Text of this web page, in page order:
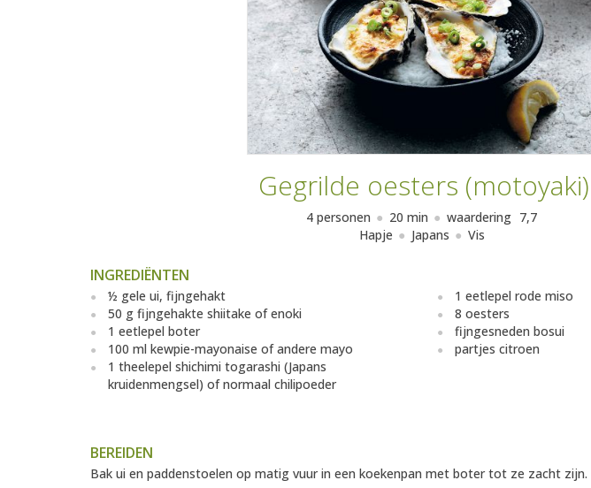
Gegrilde oesters (motoyaki)
4 personen 20 min waardering 7,7
Hapje
Japans Vis
INGREDIËNTEN
½ gele ui, fijngehakt
50 g fijngehakte shiitake of enoki
1 eetlepel boter
100 ml kewpie-mayonaise of andere mayo
1 theelepel shichimi togarashi (Japans
kruidenmengsel) of normaal chilipoeder
1 eetlepel rode miso
8 oesters
fijngesneden bosui
partjes citroen
BEREIDEN
Bak ui en paddenstoelen op matig vuur in een koekenpan met boter tot ze zacht